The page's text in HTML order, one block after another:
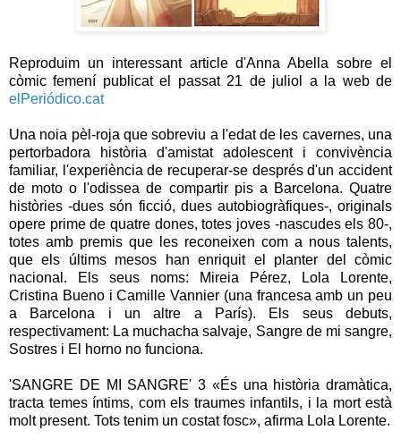
Reproduim un interessant article d'Anna Abella sobre el
còmic femení publicat el passat 21 de juliol a la web de
elPeriódico.cat
Una noia pèl-roja que sobreviu a l'edat de les cavernes, una
pertorbadora història d'amistat adolescent i convivència
familiar, l'experiència de recuperar-se després d'un accident
de moto o l'odissea de compartir pis a Barcelona. Quatre
històries -dues són ficció, dues autobiogràfiques-, originals
opere prime de quatre dones, totes joves -nascudes els 80-,
totes amb premis que les reconeixen com a nous talents,
que els últims mesos han enriquit el planter del còmic
nacional. Els seus noms: Mireia Pérez, Lola Lorente,
Cristina Bueno i Camille Vannier (una francesa amb un peu
a Barcelona i un altre a París). Els seus debuts,
respectivament: La muchacha salvaje, Sangre de mi sangre,
Sostres i El horno no funciona.
'SANGRE DE MI SANGRE' 3 «És una història dramàtica,
tracta temes íntims, com els traumes infantils, i la mort està
molt present. Tots tenim un costat fosc», afirma Lola Lorente.